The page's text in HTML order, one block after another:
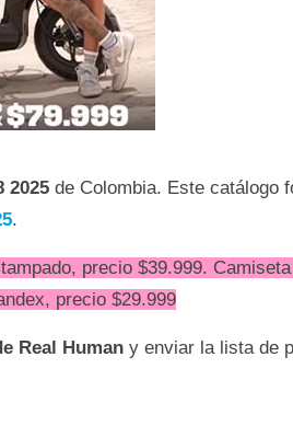
2025 de Colombia. Este catálogo
.
precio $39.999.
precio $29.999
Real Human y enviar la lista de